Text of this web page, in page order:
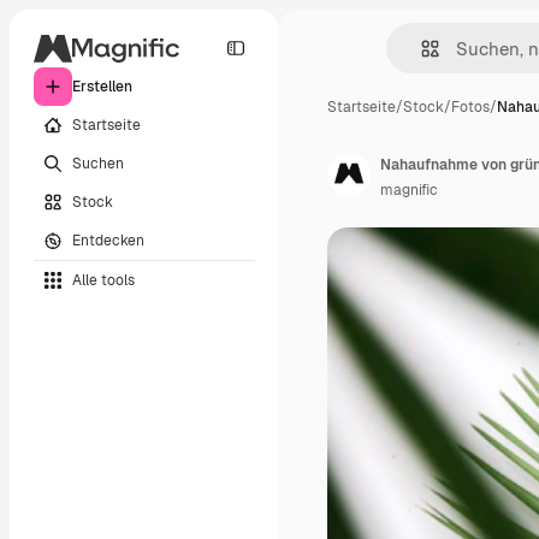
Erstellen
Startseite
Suchen
Stock
Entdecken
Alle tools
Startseite/Stock/Fotos/
Nahaufnahme von
magnific